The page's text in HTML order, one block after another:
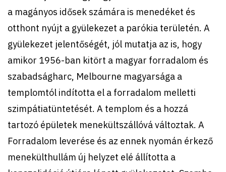
a magányos idősek számára is menedéket és
otthont nyújt a gyülekezet a parókia területén. A
gyülekezet jelentőségét, jól mutatja az is, hogy
amikor 1956-ban kitört a magyar forradalom és
szabadságharc, Melbourne magyarsága a
templomtól indította el a forradalom melletti
szimpátiatüntetését. A templom és a hozzá
tartozó épületek menekültszállóvá változtak. A
Forradalom leverése és az ennek nyomán érkező
menekülthullám új helyzet elé állította a